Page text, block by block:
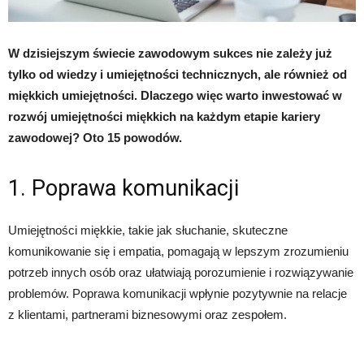
W dzisiejszym świecie zawodowym sukces nie zależy już
tylko od wiedzy i umiejętności technicznych, ale również od
miękkich umiejętności. Dlaczego więc warto inwestować w
rozwój umiejętności miękkich na każdym etapie kariery
zawodowej? Oto 15 powodów.
1. Poprawa komunikacji
Umiejętności miękkie, takie jak słuchanie, skuteczne
komunikowanie się i empatia, pomagają w lepszym zrozumieniu
potrzeb innych osób oraz ułatwiają porozumienie i rozwiązywanie
problemów. Poprawa komunikacji wpłynie pozytywnie na relacje
z klientami, partnerami biznesowymi oraz zespołem.